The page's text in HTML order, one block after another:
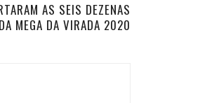
AS SEIS DEZENAS
DA MEGA DA VIRADA 2020